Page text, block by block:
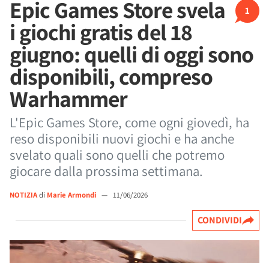
1
Epic Games Store svela
i giochi gratis del 18
giugno: quelli di oggi sono
disponibili, compreso
Warhammer
L'Epic Games Store, come ogni giovedì, ha
reso disponibili nuovi giochi e ha anche
svelato quali sono quelli che potremo
giocare dalla prossima settimana.
NOTIZIAdi Marie Armondi — 11/06/2026
CONDIVIDI